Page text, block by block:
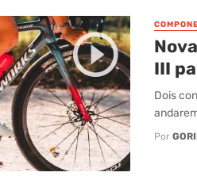
III
Dois
Por